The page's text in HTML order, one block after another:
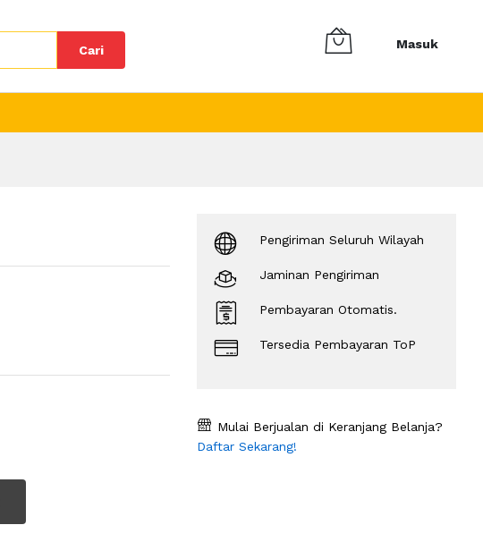
Cari Masuk
Pengiriman Seluruh Wilayah
Jaminan Pengiriman
Pembayaran Otomatis.
Tersedia Pembayaran ToP
Mulai Berjualan di Keranjang Belanja?
Daftar Sekarang!